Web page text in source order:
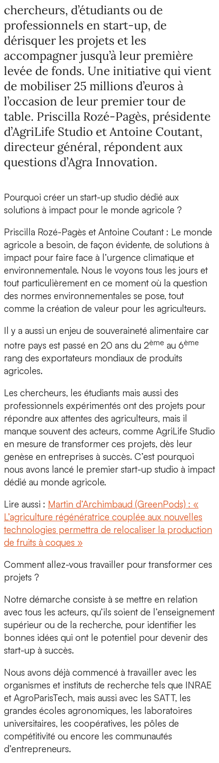
chercheurs, d’étudiants ou de
professionnels en start-up, de
dérisquer les projets et les
accompagner jusqu’à leur première
levée de fonds. Une initiative qui vient
de mobiliser 25 millions d’euros à
l’occasion de leur premier tour de
table. Priscilla Rozé-Pagès, présidente
d’AgriLife Studio et Antoine Coutant,
directeur général, répondent aux
questions d’Agra Innovation.
Pourquoi créer un start-up studio dédié aux
solutions à impact pour le monde agricole ?
Priscilla Rozé-Pagès et Antoine Coutant : Le monde
agricole a besoin, de façon évidente, de solutions à
impact pour faire face à l’urgence climatique et
environnementale. Nous le voyons tous les jours et
tout particulièrement en ce moment où la question
des normes environnementales se pose, tout
comme la création de valeur pour les agriculteurs.
Il y a aussi un enjeu de souveraineté alimentaire car
notre pays est passé en 20 ans du 2ème au 6ème
rang des exportateurs mondiaux de produits
agricoles.
Les chercheurs, les étudiants mais aussi des
professionnels expérimentés ont des projets pour
répondre aux attentes des agriculteurs, mais il
manque souvent des acteurs, comme AgriLife Studio
en mesure de transformer ces projets, dès leur
genèse en entreprises à succès. C’est pourquoi
nous avons lancé le premier start-up studio à impact
dédié au monde agricole.
Lire aussi : Martin d’Archimbaud (GreenPods) : «
L’agriculture régénératrice couplée aux nouvelles
technologies permettra de relocaliser la production
de fruits à coques »
Comment allez-vous travailler pour transformer ces
projets ?
Notre démarche consiste à se mettre en relation
avec tous les acteurs, qu’ils soient de l’enseignement
supérieur ou de la recherche, pour identifier les
bonnes idées qui ont le potentiel pour devenir des
start-up à succès.
Nous avons déjà commencé à travailler avec les
organismes et instituts de recherche tels que INRAE
et AgroParisTech, mais aussi avec les SATT, les
grandes écoles agronomiques, les laboratoires
universitaires, les coopératives, les pôles de
compétitivité ou encore les communautés
d’entrepreneurs.